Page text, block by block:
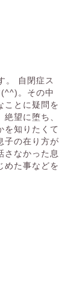
。 自閉症ス
。その中
ことに疑問を
望に堕ち、
を知りたくて
子の在り方が
さなかった息
めた事などを